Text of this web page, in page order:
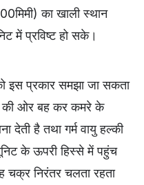
का खाली स्थान
में प्रविष्ट हो सके।
इस प्रकार समझा जा सकता
की ओर बह कर कमरे के
देती है तथा गर्म वायु हल्की
के ऊपरी हिस्से में पहुंच
निरंतर चलता रहता